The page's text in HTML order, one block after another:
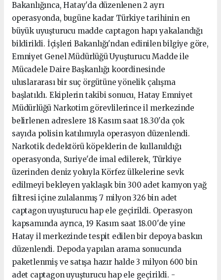
Bakanlığınca, Hatay'da düzenlenen 2 ayrı
operasyonda, bugüne kadar Türkiye tarihinin en
büyük uyuşturucu madde captagon hapı yakalandığı
bildirildi. İçişleri Bakanlığı'ndan edinilen bilgiye göre,
Emniyet Genel Müdürlüğü Uyuşturucu Madde ile
Mücadele Daire Başkanlığı koordinesinde
uluslararası bir suç örgütüne yönelik çalışma
başlatıldı. Ekiplerin takibi sonucu, Hatay Emniyet
Müdürlüğü Narkotim görevlilerince il merkezinde
belirlenen adreslere 18 Kasım saat 18.30'da çok
sayıda polisin katılımıyla operasyon düzenlendi.
Narkotik dedektörü köpeklerin de kullanıldığı
operasyonda, Suriye'de imal edilerek, Türkiye
üzerinden deniz yoluyla Körfez ülkelerine sevk
edilmeyi bekleyen yaklaşık bin 300 adet kamyon yağ
filtresi içine zulalanmış 7 milyon 326 bin adet
captagon uyuşturucu hap ele geçirildi. Operasyon
kapsamında ayrıca, 19 Kasım saat 18.00'de yine
Hatay il merkezinde tespit edilen bir depoya baskın
düzenlendi. Depoda yapılan arama sonucunda
paketlenmiş ve satışa hazır halde 3 milyon 600 bin
adet captagon uyuşturucu hap ele geçirildi. -